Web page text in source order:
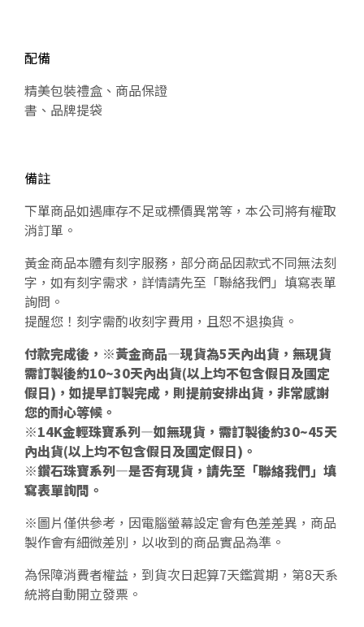
配備
精美包裝禮盒、商品保證
書、品牌提袋
備註
下單商品如遇庫存不足或標價異常等，本公司將有權取
消訂單。
黃金商品本體有刻字服務，部分商品因款式不同無法刻
字，如有刻字需求，詳情請先至「聯絡我們」填寫表單
詢問。
提醒您！刻字需酌收刻字費用，且恕不退換貨。
付款完成後，※黃金商品—現貨為5天內出貨，無現貨
需訂製後約10~30天內出貨(以上均不包含假日及國定
假日)，如提早訂製完成，則提前安排出貨，非常感謝
您的耐心等候。
※14K金輕珠寶系列—如無現貨，需訂製後約30~45天
內出貨(以上均不包含假日及國定假日)。
※鑽石珠寶系列—是否有現貨，請先至「聯絡我們」填
寫表單詢問。
※圖片僅供參考，因電腦螢幕設定會有色差差異，商品
製作會有細微差別，以收到的商品實品為準。
為保障消費者權益，到貨次日起算7天鑑賞期，第8天系
統將自動開立發票。